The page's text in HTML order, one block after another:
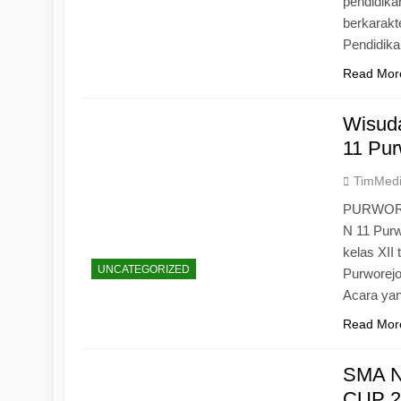
Read
UNCATEGORIZED
11
N 11
kelas XII
Acara
Read
SMA